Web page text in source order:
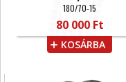
180/70-15
80 000 Ft
KOSÁRBA